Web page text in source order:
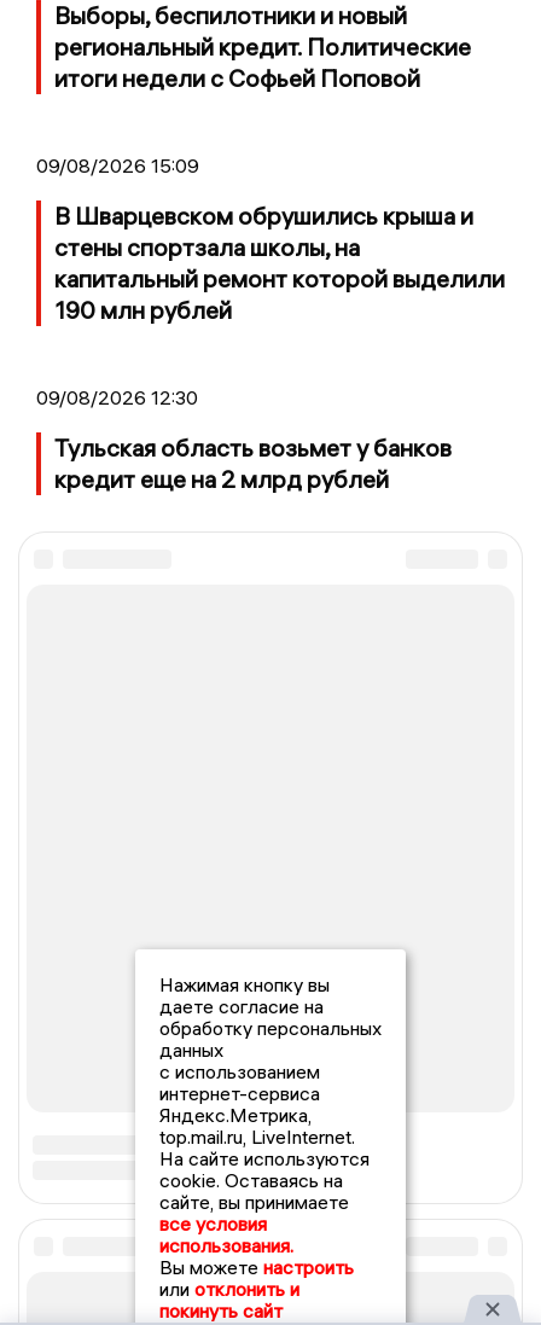
Выборы, беспилотники и новый
региональный кредит. Политические
итоги недели с Софьей Поповой
09/08/2026 15:09
В Шварцевском обрушились крыша и
стены спортзала школы, на
капитальный ремонт которой выделили
190 млн рублей
09/08/2026 12:30
Тульская область возьмет у банков
кредит еще на 2 млрд рублей
Нажимая кнопку вы
даете согласие на
обработку персональных
данных
с использованием
интернет-сервиса
Яндекс.Метрика,
top.mail.ru, LiveInternet.
На сайте используются
cookie. Оставаясь на
сайте, вы принимаете
все условия
использования.
Вы можете настроить
или отклонить и
покинуть сайт